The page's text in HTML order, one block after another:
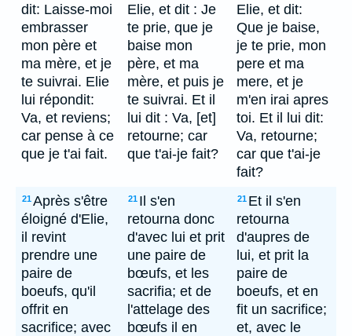
dit: Laisse-moi
embrasser
mon père et
ma mère, et je
te suivrai. Elie
lui répondit:
Va, et reviens;
car pense à ce
que je t'ai fait.
Elie, et dit : Je
te prie, que je
baise mon
père, et ma
mère, et puis je
te suivrai. Et il
lui dit : Va, [et]
retourne; car
que t'ai-je fait?
Elie, et dit:
Que je baise,
je te prie, mon
pere et ma
mere, et je
m'en irai apres
toi. Et il lui dit:
Va, retourne;
car que t'ai-je
fait?
21Après s'être
éloigné d'Elie,
il revint
prendre une
paire de
boeufs, qu'il
offrit en
sacrifice; avec
21 Il s'en
retourna donc
d'avec lui et prit
une paire de
bœufs, et les
sacrifia; et de
l'attelage des
bœufs il en
21 Et il s'en
retourna
d'aupres de
lui, et prit la
paire de
boeufs, et en
fit un sacrifice;
et, avec le